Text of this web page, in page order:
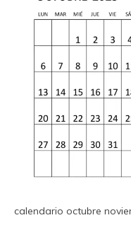
calendario octubre